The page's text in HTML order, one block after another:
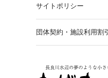
サイトポリシー
団体契約・施設利用割引